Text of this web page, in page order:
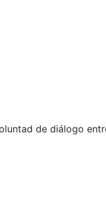
de diálogo